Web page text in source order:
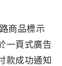
商品標示
一頁式廣告
款成功通知